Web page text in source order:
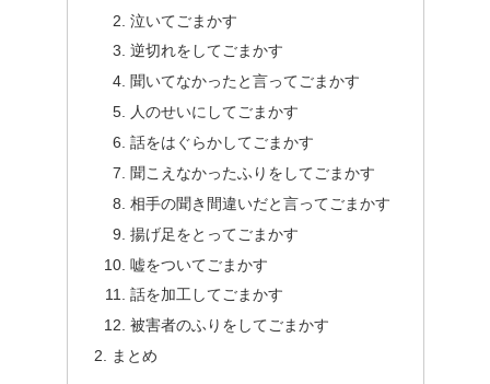
泣いてごまかす
逆切れをしてごまかす
聞いてなかったと言ってごまかす
人のせいにしてごまかす
話をはぐらかしてごまかす
聞こえなかったふりをしてごまかす
相手の聞き間違いだと言ってごまかす
揚げ足をとってごまかす
嘘をついてごまかす
話を加工してごまかす
被害者のふりをしてごまかす
まとめ